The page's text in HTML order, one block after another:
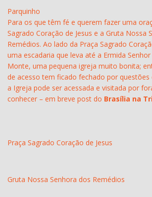
Parquinho
Para os que têm fé e querem fazer uma
Sagrado Coração de Jesus e a Gruta Nossa
Remédios. Ao lado da Praça Sagrado
uma escadaria que leva até a Ermida
Monte, uma pequena igreja muito bonita;
de acesso tem ficado fechado por questões
a Igreja pode ser acessada e visitada por
conhecer – em breve post do Brasília na
Praça Sagrado Coração de Jesus
Gruta Nossa Senhora dos Remédios